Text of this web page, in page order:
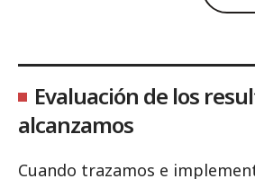
Evaluación de los
alcanzamos
Cuando trazamos e